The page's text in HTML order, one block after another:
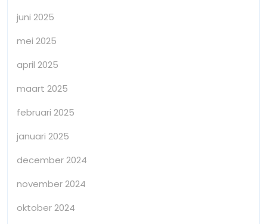
juni 2025
mei 2025
april 2025
maart 2025
februari 2025
januari 2025
december 2024
november 2024
oktober 2024